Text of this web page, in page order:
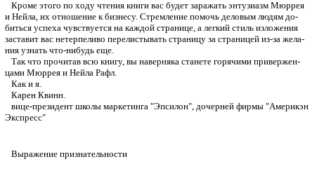
Кроме этого по ходу чтения книги вас будет заражать энтузиазм Мюррея
и Нейла, их отношение к бизнесу. Стремление помочь деловым людям до-
биться успеха чувствуется на каждой странице, а легкий стиль изложения
заставит вас нетерпеливо перелистывать страницу за страницей из-за жела-
ния узнать что-нибудь еще.
Так что прочитав всю книгу, вы наверняка станете горячими привержен-
цами Мюррея и Нейла Рафл.
Как и я.
Карен Квинн.
вице-президент школы маркетинга "Эпсилон", дочерней фирмы "Америкэн
Экспресс"
Выражение признательности